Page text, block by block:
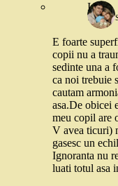
Irina
7
E foarte
copii nu a
sedinte una a
ca noi trebuie
cautam
asa.De obicei
meu copil are
V avea ticuri)
gasesc un
Ignoranta nu
luati totul asa